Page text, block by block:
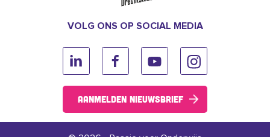
VOLG ONS OP SOCIAL MEDIA
Aanmelden nieuwsbrief